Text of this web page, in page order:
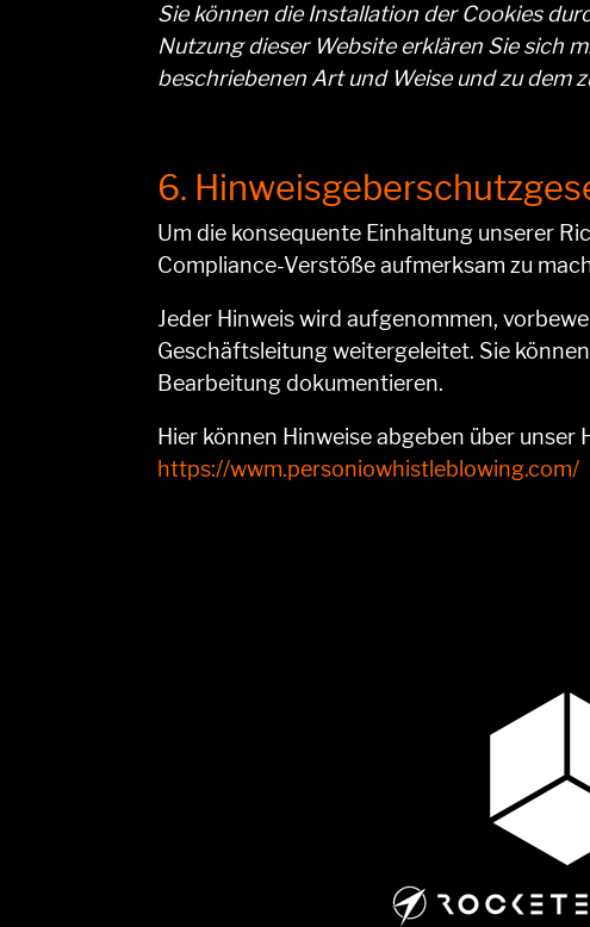
Sie können die Installation der Cookies
Nutzung dieser Website erklären Sie sich
beschriebenen Art und Weise und zu dem
6.
Um die konsequente Einhaltung unserer
Compliance-Verstöße aufmerksam zu
Jeder Hinweis wird aufgenommen,
Geschäftsleitung weitergeleitet. Sie
Bearbeitung dokumentieren.
Hier können Hinweise abgeben über
https://wwm.personiowhistleblowing.com/